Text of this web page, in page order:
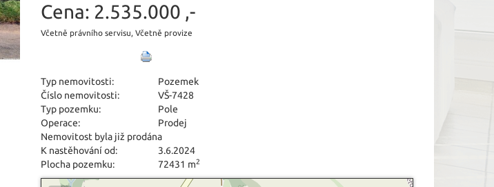
Cena: 2.535.000 ,-
Včetně právního servisu, Včetně provize
Typ nemovitosti:
Pozemek
Číslo nemovitosti:
VŠ-7428
Typ pozemku:
Pole
Operace:
Prodej
Nemovitost byla již prodána
K nastěhování od:
3.6.2024
Plocha pozemku:
72431 m2